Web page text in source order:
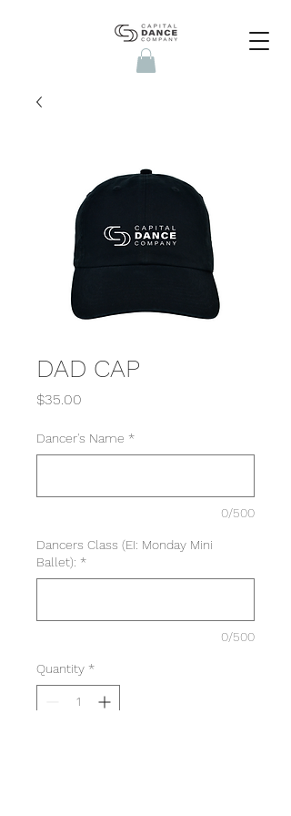
DAD CAP
$35.00
Dancer's Name *
0/500
Dancers Class (EI: Monday Mini
Ballet): *
0/500
Quantity *